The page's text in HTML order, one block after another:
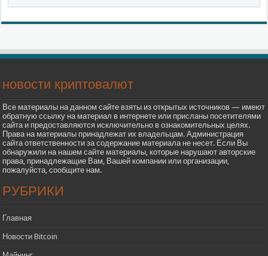
новости криптовалют
Все материалы на данном сайте взяты из открытых источников — имеют
обратную ссылку на материал в интернете или присланы посетителями
сайта и предоставляются исключительно в ознакомительных целях.
Права на материалы принадлежат их владельцам. Администрация
сайта ответственности за содержание материала не несет. Если Вы
обнаружили на нашем сайте материалы, которые нарушают авторские
права, принадлежащие Вам, Вашей компании или организации,
пожалуйста, сообщите нам.
РУБРИКИ
Главная
Новости Bitcoin